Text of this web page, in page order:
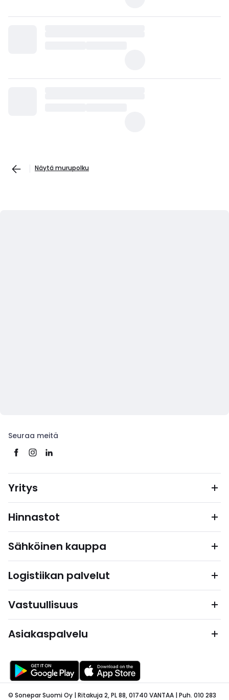
Näytä murupolku
Seuraa meitä
Yritys
Hinnastot
Sähköinen kauppa
Logistiikan palvelut
Vastuullisuus
Asiakaspalvelu
© Sonepar Suomi Oy | Ritakuja 2, PL 88, 01740 VANTAA | Puh. 010 283